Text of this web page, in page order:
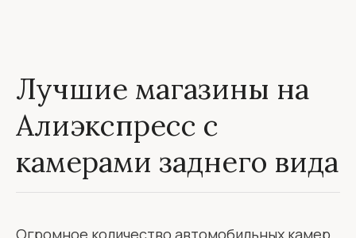
Лучшие магазины на
Алиэкспресс с
камерами заднего вида
Огромное количество автомобильных камер